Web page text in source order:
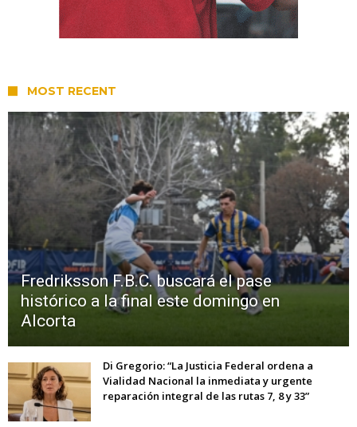
MOST RECENT
Fredriksson F.B.C. buscará el pase
histórico a la final este domingo en
Alcorta
Di Gregorio: “La Justicia Federal ordena a
Vialidad Nacional la inmediata y urgente
reparación integral de las rutas 7, 8 y 33”